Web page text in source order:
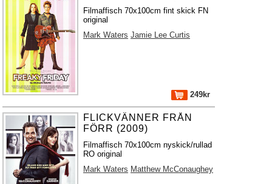
Filmaffisch 70x100cm fint skick FN
original
Mark Waters Jamie Lee Curtis
249kr
FLICKVÄNNER FRÅN
FÖRR (2009)
Filmaffisch 70x100cm nyskick/rullad
RO original
Mark Waters Matthew McConaughey